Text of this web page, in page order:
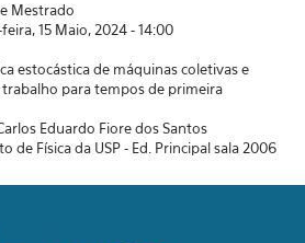
Mestrado
15 Maio, 2024 - 14:00
estocástica de máquinas coletivas e
para tempos de primeira
Eduardo Fiore dos Santos
de Física da USP - Ed. Principal sala 2006